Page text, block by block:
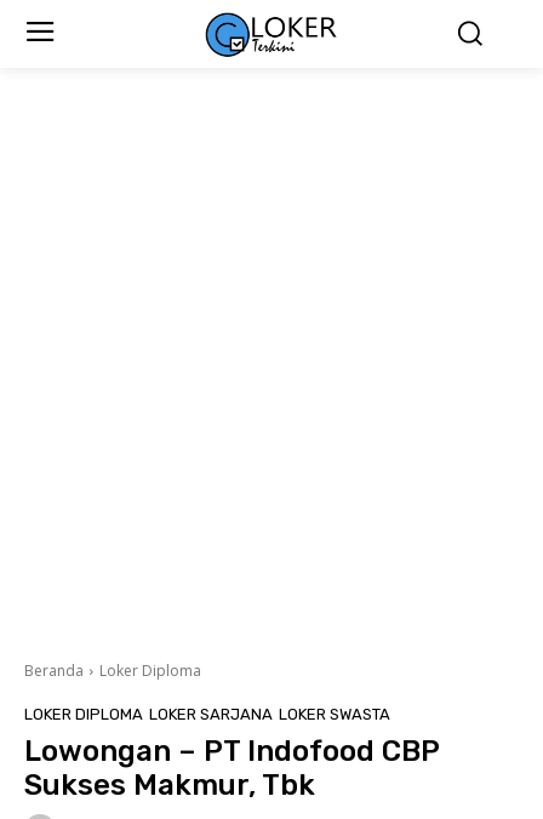
Beranda Loker Diploma
LOKER DIPLOMA LOKER SARJANA LOKER SWASTA
Lowongan – PT Indofood CBP
Sukses Makmur, Tbk